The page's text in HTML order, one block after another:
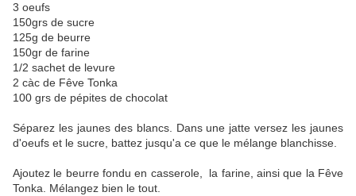
3 oeufs
150grs de sucre
125g de beurre
150gr de farine
1/2 sachet de levure
2 càc de Fêve Tonka
100 grs de pépites de chocolat
Séparez les jaunes des blancs. Dans une jatte versez les jaunes
d'oeufs et le sucre, battez jusqu'a ce que le mélange blanchisse.
Ajoutez le beurre fondu en casserole, la farine, ainsi que la Fêve
Tonka. Mélangez bien le tout.